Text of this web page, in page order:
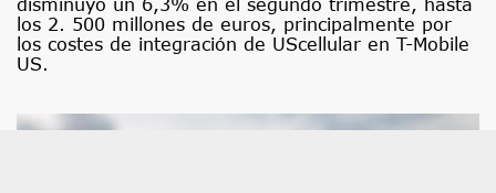
los 2. 500 millones de euros, principalmente por
los costes de integración de UScellular en T-Mobile
US.